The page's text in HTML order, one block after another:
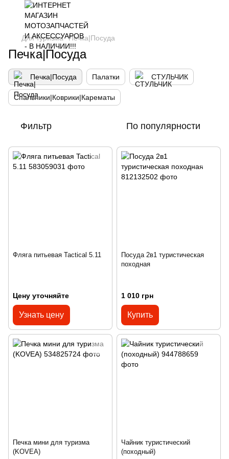
Для туризма Печка|Посуда
Печка|Посуда
Печка|Посуда Палатки СТУЛЬЧИК
Спальники|Коврики|Карематы
Фильтр По популярности
Фляга питьевая Tactical 5.11
Цену уточняйте
Узнать цену
Посуда 2в1 туристическая
походная
1 010 грн
Купить
Печка мини для туризма
(KOVEA)
Чайник туристический
(походный)